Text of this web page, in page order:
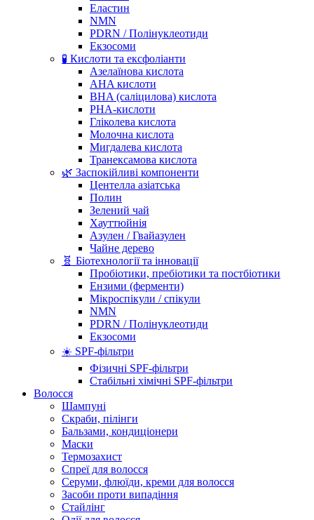
Еластин
NMN
PDRN / Полінуклеотиди
Екзосоми
🧪 Кислоти та ексфоліанти
Азелаїнова кислота
AHA кислоти
BHA (саліцилова) кислота
PHA-кислоти
Гліколева кислота
Молочна кислота
Мигдалева кислота
Транексамова кислота
🌿 Заспокійливі компоненти
Центелла азіатська
Полин
Зелений чай
Хауттюйнія
Азулен / Гвайазулен
Чайне дерево
🧬 Біотехнології та інновації
Пробіотики, пребіотики та постбіотики
Ензими (ферменти)
Мікроспікули / спікули
NMN
PDRN / Полінуклеотиди
Екзосоми
☀️ SPF-фільтри
Фізичні SPF-фільтри
Стабільні хімічні SPF-фільтри
Волосся
Шампуні
Скраби, пілінги
Бальзами, кондиціонери
Маски
Термозахист
Спреї для волосся
Серуми, флюїди, креми для волосся
Засоби проти випадіння
Стайлінг